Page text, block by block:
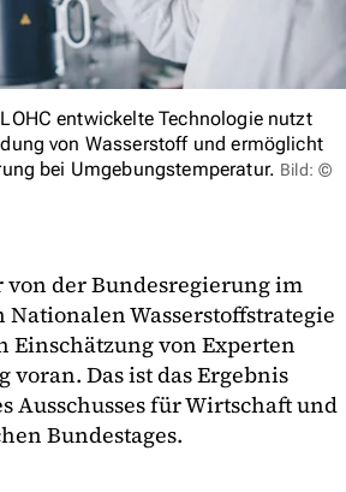
entwickelte Technologie nutzt
von Wasserstoff und ermöglicht
bei Umgebungstemperatur. Bild: ©
von der Bundesregierung im
Nationalen Wasserstoffstrategie
Einschätzung von Experten
Das ist das Ergebnis
Ausschusses für Wirtschaft und
Bundestages.